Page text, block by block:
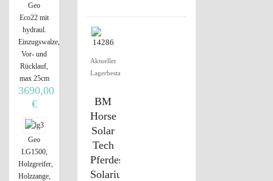
Aktueller
Lagerbestand
BM
Horse
Solar
Tech
Pferdesolarium
Solarium
Geo
Eco22 mit
hydraul.
Einzugswalze,
Vor- und
Rücklauf,
max 25cm
3690,00
€
Geo
LG1500,
Holzgreifer,
Holzzange,